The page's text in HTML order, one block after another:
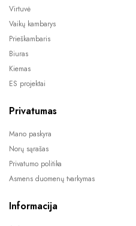
Virtuvė
Vaikų kambarys
Prieškambaris
Biuras
Kiemas
ES projektai
Privatumas
Mano paskyra
Norų sąrašas
Privatumo politika
Asmens duomenų tvarkymas
Informacija